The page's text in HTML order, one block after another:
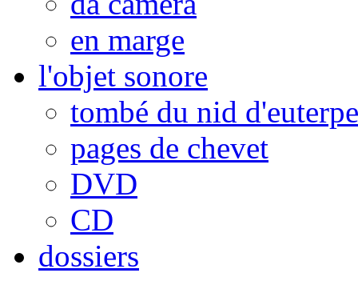
en marge
l'objet sonore
tombé du nid d'euterpe
pages de chevet
DVD
CD
dossiers